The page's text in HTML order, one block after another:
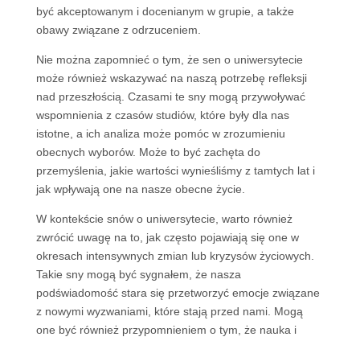
być akceptowanym i docenianym w grupie, a także
obawy związane z odrzuceniem.
Nie można zapomnieć o tym, że sen o uniwersytecie
może również wskazywać na naszą potrzebę refleksji
nad przeszłością. Czasami te sny mogą przywoływać
wspomnienia z czasów studiów, które były dla nas
istotne, a ich analiza może pomóc w zrozumieniu
obecnych wyborów. Może to być zachęta do
przemyślenia, jakie wartości wynieśliśmy z tamtych lat i
jak wpływają one na nasze obecne życie.
W kontekście snów o uniwersytecie, warto również
zwrócić uwagę na to, jak często pojawiają się one w
okresach intensywnych zmian lub kryzysów życiowych.
Takie sny mogą być sygnałem, że nasza
podświadomość stara się przetworzyć emocje związane
z nowymi wyzwaniami, które stają przed nami. Mogą
one być również przypomnieniem o tym, że nauka i